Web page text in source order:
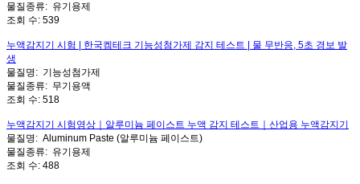
물질종류: 유기용제
조회 수: 539
누액감지기 시험 | 한국켐테크 기능성첨가제 감지 테스트 | 물 무반응, 5초 경보 발
생
물질명: 기능성첨가제
물질종류: 무기용액
조회 수: 518
누액감지기 시험영상｜알루미늄 페이스트 누액 감지 테스트｜산업용 누액감지기
물질명: Aluminum Paste (알루미늄 페이스트)
물질종류: 유기용제
조회 수: 488